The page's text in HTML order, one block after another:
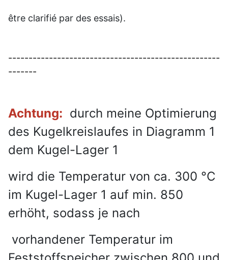
être clarifié par des essais).
----------------------------------------------------
-------
Achtung: durch meine Optimierung
des Kugelkreislaufes in Diagramm 1
dem Kugel-Lager 1
wird die Temperatur von ca. 300 °C
im Kugel-Lager 1 auf min. 850
erhöht, sodass je nach
vorhandener Temperatur im